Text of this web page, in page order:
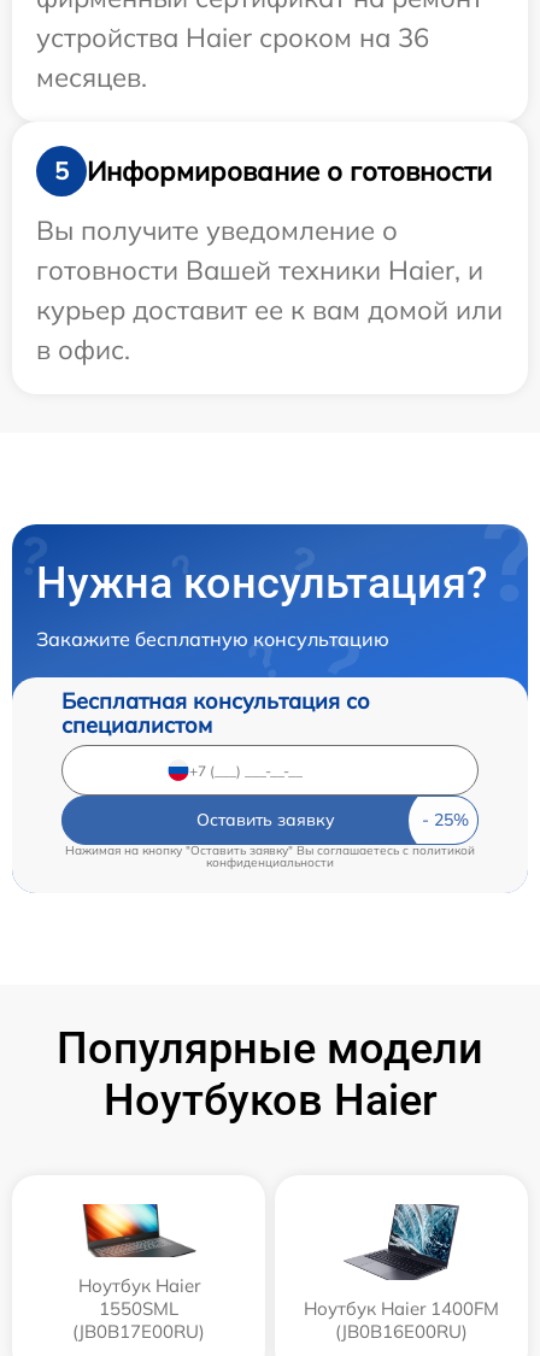
устройства Haier сроком на 36
месяцев.
5
Информирование о готовности
Вы получите уведомление о
готовности Вашей техники Haier, и
курьер доставит ее к вам домой или
в офис.
Нужна консультация?
Закажите бесплатную консультацию
Бесплатная консультация со
специалистом
Оставить заявку
Нажимая на кнопку "Оставить заявку" Вы соглашаетесь c политикой
конфиденциальности
Популярные модели
Ноутбуков Haier
Ноутбук Haier
1550SML
(JB0B17E00RU)
Ноутбук Haier 1400FM
(JB0B16E00RU)